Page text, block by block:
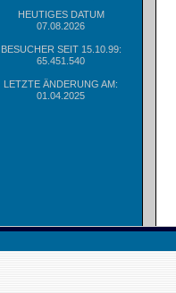
HEUTIGES DATUM
07.08.2026
BESUCHER SEIT 15.10.99:
65.451.540
LETZTE ÄNDERUNG AM:
01.04.2025